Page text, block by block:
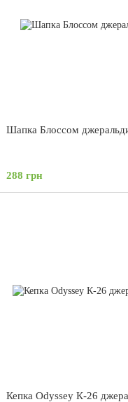
Шапка Блоссом
288 грн
Кепка Odyssey К-26